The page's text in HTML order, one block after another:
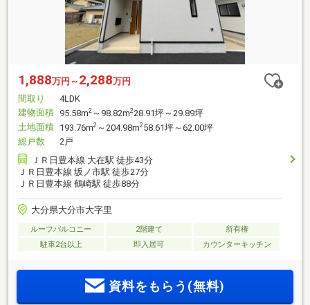
1,888万円～ 2,288万円
間取り
4LDK
建物面積 95.58m2 ～98.82m228.91坪～29.89坪
土地面積 193.76m2 ～204.98m2 58.61坪～62.00坪
総戸数
2戸
ＪＲ日豊本線 大在駅 徒歩43分
ＪＲ日豊本線 坂ノ市駅 徒歩27分
ＪＲ日豊本線 鶴崎駅 徒歩88分
大分県大分市大字里
ルーフバルコニー 2階建て
所有権
駐車2台以上
即入居可 カウンターキッチン
資料をもらう(無料)